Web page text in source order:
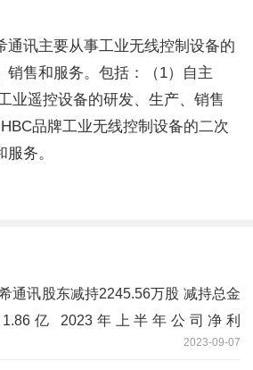
通讯主要从事工业无线控制设备的
销售和服务。包括：（1）自主
业遥控设备的研发、生产、销售
品牌工业无线控制设备的二次
务。
通讯股东减持2245.56万股 减持总金
亿 2023年上半年公司净利
2023-09-07